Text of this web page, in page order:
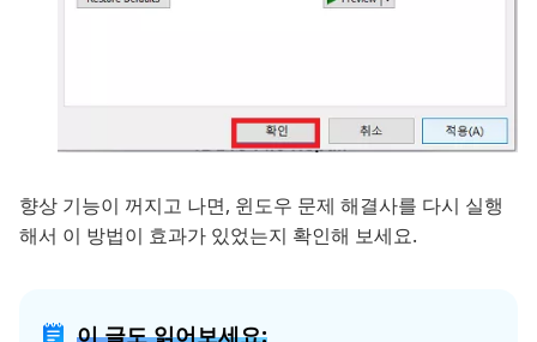
향상 기능이 꺼지고 나면, 윈도우 문제 해결사를 다시 실행
해서 이 방법이 효과가 있었는지 확인해 보세요.
이 글도 읽어보세요: